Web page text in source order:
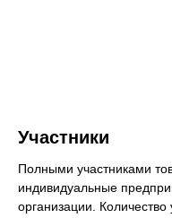
Участники
Полными участниками
индивидуальные
организации.